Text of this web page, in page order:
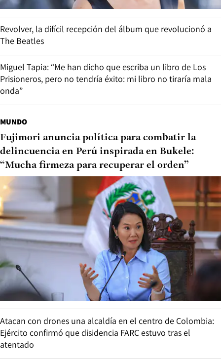
Revolver, la difícil recepción del álbum que revolucionó a
The Beatles
Miguel Tapia: “Me han dicho que escriba un libro de Los
Prisioneros, pero no tendría éxito: mi libro no tiraría mala
onda”
MUNDO
Fujimori anuncia política para combatir la
delincuencia en Perú inspirada en Bukele:
“Mucha firmeza para recuperar el orden”
Atacan con drones una alcaldía en el centro de Colombia:
Ejército confirmó que disidencia FARC estuvo tras el
atentado